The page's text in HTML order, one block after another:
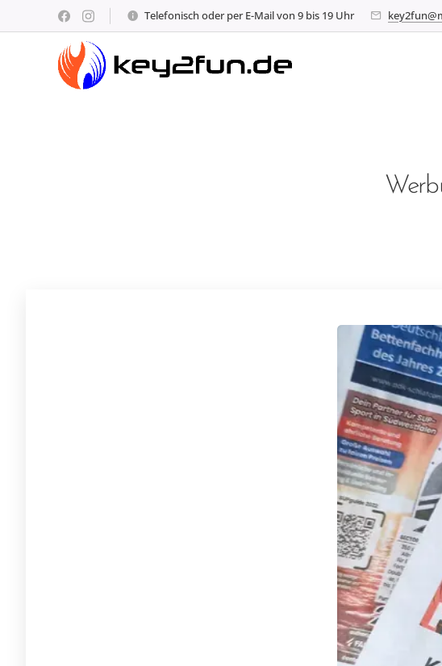
Telefonisch oder per E-Mail von 9 bis 19 Uhr